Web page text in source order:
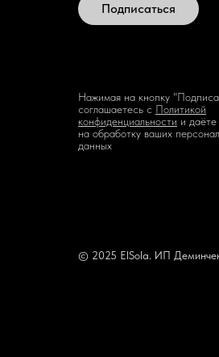
Подписаться
Нажимая на кнопку
соглашаетесь с Политикой
конфиденциальности и
на обработку ваших
данных
© 2025 ElSola. ИП